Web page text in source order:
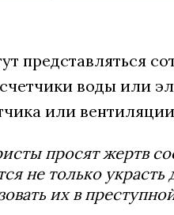
представляться
воды или
или
просят жертв
не только
их в